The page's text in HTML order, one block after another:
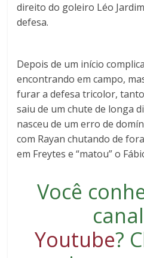
direito do goleiro Léo
defesa.
Depois de um início
encontrando em campo,
furar a defesa tricolor,
saiu de um chute de longa
nasceu de um erro de
com Rayan chutando de
em Freytes e “matou” o
Você
Youtube?